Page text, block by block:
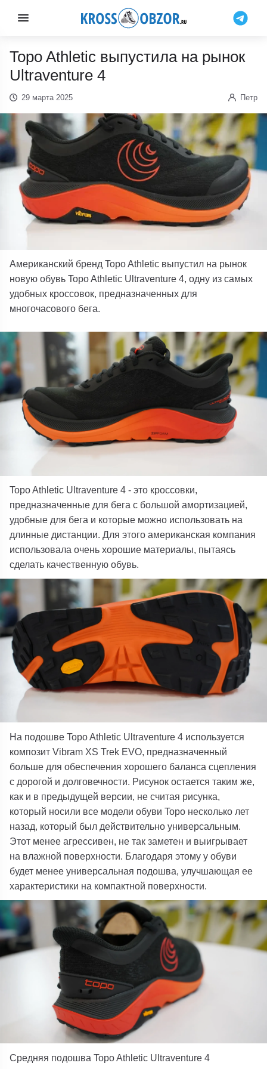
Topo Athletic выпустила на рынок
Ultraventure 4
29 марта 2025 Петр
Американский бренд Topo Athletic выпустил на рынок
новую обувь Topo Athletic Ultraventure 4, одну из самых
удобных кроссовок, предназначенных для
многочасового бега.
Topo Athletic Ultraventure 4 - это кроссовки,
предназначенные для бега с большой амортизацией,
удобные для бега и которые можно использовать на
длинные дистанции. Для этого американская компания
использовала очень хорошие материалы, пытаясь
сделать качественную обувь.
На подошве Topo Athletic Ultraventure 4 используется
композит Vibram XS Trek EVO, предназначенный
больше для обеспечения хорошего баланса сцепления
с дорогой и долговечности. Рисунок остается таким же,
как и в предыдущей версии, не считая рисунка,
который носили все модели обуви Topo несколько лет
назад, который был действительно универсальным.
Этот менее агрессивен, не так заметен и выигрывает
на влажной поверхности. Благодаря этому у обуви
будет менее универсальная подошва, улучшающая ее
характеристики на компактной поверхности.
Средняя подошва Topo Athletic Ultraventure 4